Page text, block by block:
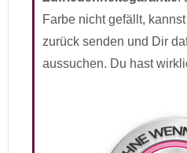
Farbe nicht gefällt,
zurück senden und Dir
aussuchen. Du hast